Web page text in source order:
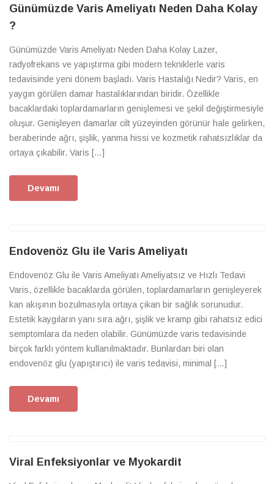
Günümüzde Varis Ameliyatı Neden Daha Kolay
?
Günümüzde Varis Ameliyatı Neden Daha Kolay Lazer,
radyofrekans ve yapıştırma gibi modern tekniklerle varis
tedavisinde yeni dönem başladı. Varis Hastalığı Nedir? Varis, en
yaygın görülen damar hastalıklarından biridir. Özellikle
bacaklardaki toplardamarların genişlemesi ve şekil değiştirmesiyle
oluşur. Genişleyen damarlar cilt yüzeyinden görünür hale gelirken,
beraberinde ağrı, şişlik, yanma hissi ve kozmetik rahatsızlıklar da
ortaya çıkabilir. Varis […]
Devamı
Endovenöz Glu ile Varis Ameliyatı
Endovenöz Glu ile Varis Ameliyatı Ameliyatsız ve Hızlı Tedavi
Varis, özellikle bacaklarda görülen, toplardamarların genişleyerek
kan akışının bozulmasıyla ortaya çıkan bir sağlık sorunudur.
Estetik kaygıların yanı sıra ağrı, şişlik ve kramp gibi rahatsız edici
semptomlara da neden olabilir. Günümüzde varis tedavisinde
birçok farklı yöntem kullanılmaktadır. Bunlardan biri olan
endovenöz glu (yapıştırıcı) ile varis tedavisi, minimal […]
Devamı
Viral Enfeksiyonlar ve Myokardit